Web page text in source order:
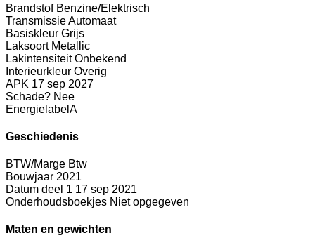
Brandstof Benzine/Elektrisch
TransmissieAutomaat
Basiskleur Grijs
Laksoort Metallic
Lakintensiteit Onbekend
Interieurkleur Overig
APK 17 sep 2027
Schade? Nee
Energielabel A
Geschiedenis
BTW/Marge Btw
Bouwjaar 2021
Datum deel 1 17 sep 2021
Onderhoudsboekjes Niet opgegeven
Maten en gewichten